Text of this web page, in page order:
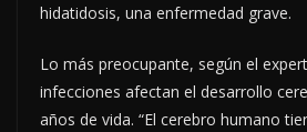
hidatidosis, una enfermedad grave.
Lo más preocupante, según el
infecciones afectan el desarrollo
años de vida. “El cerebro humano